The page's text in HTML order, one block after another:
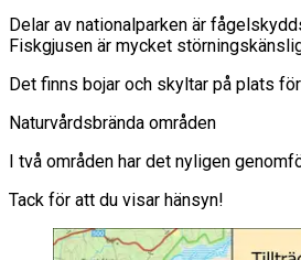
Delar av nationalparken är
Fiskgjusen är mycket
Det finns bojar och skyltar på plats
Naturvårdsbrända områden
I två områden har det nyligen
Tack för att du visar hänsyn!